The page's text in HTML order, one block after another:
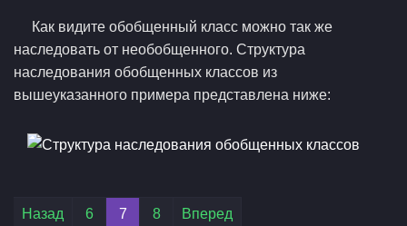
Как видите обобщенный класс можно так же
наследовать от необобщенного. Структура
наследования обобщенных классов из
вышеуказанного примера представлена ниже: